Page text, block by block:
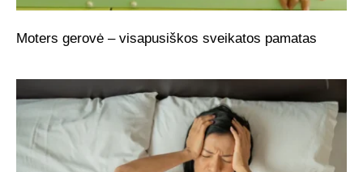
Moters gerovė – visapusiškos sveikatos pamatas